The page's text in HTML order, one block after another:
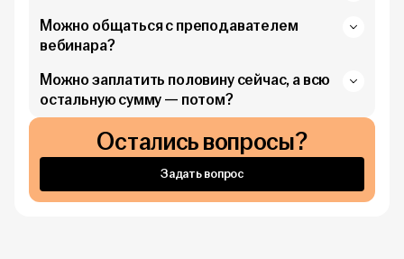
Можно общаться с преподавателем
вебинара?
Можно заплатить половину сейчас, а всю
остальную сумму — потом?
Остались вопросы?
Задать вопрос